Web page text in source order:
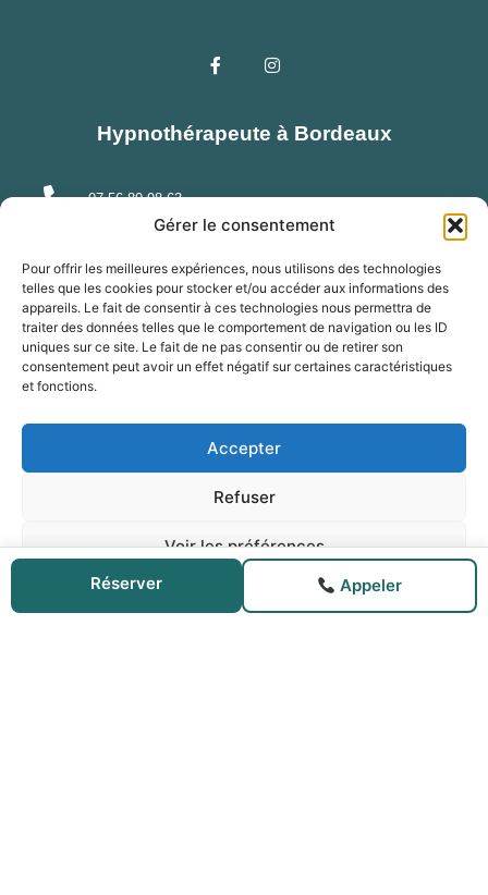
Gérer le consentement
Pour offrir les meilleures expériences, nous utilisons des technologies
telles que les cookies pour stocker et/ou accéder aux informations des
appareils. Le fait de consentir à ces technologies nous permettra de
traiter des données telles que le comportement de navigation ou les ID
uniques sur ce site. Le fait de ne pas consentir ou de retirer son
consentement peut avoir un effet négatif sur certaines caractéristiques
et fonctions.
Accepter
Refuser
Voir les préférences
Hypnothérapeute à Bordeaux
07 56 80 98 63
34 rue Albert 33300 Bordeaux
marketing et activer ce contenu
Réserver Appeler